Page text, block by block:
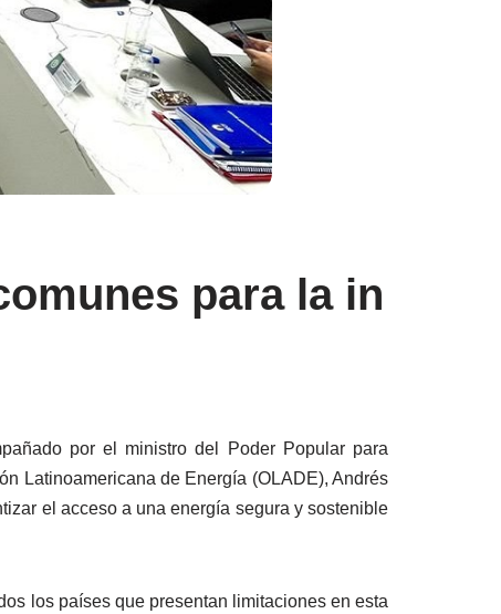
para la in
por el ministro del Poder Popular para
Latinoamericana de Energía (OLADE), Andrés
el acceso a una energía segura y sostenible
los países que presentan limitaciones en esta